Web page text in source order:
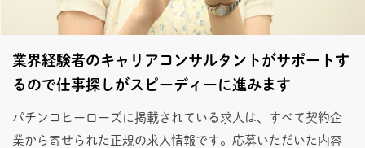
業界経験者のキャリアコンサルタントがサポートす
るので仕事探しがスピーディーに進みます
パチンコヒーローズに掲載されている求人は、すべて契約企
業から寄せられた正規の求人情報です。応募いただいた内容